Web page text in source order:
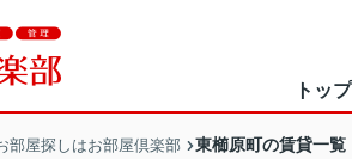
トップ
部屋探しはお部屋倶楽部 東櫛原町の賃貸一覧